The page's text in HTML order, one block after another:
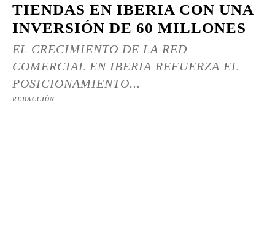
TIENDAS EN IBERIA CON UNA
INVERSIÓN DE 60 MILLONES
EL CRECIMIENTO DE LA RED
COMERCIAL EN IBERIA REFUERZA EL
POSICIONAMIENTO...
REDACCIÓN